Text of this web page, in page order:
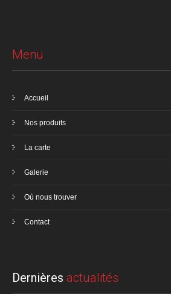
Menu
Accueil
Nos produits
La carte
Galerie
Où nous trouver
Contact
Dernières actualités